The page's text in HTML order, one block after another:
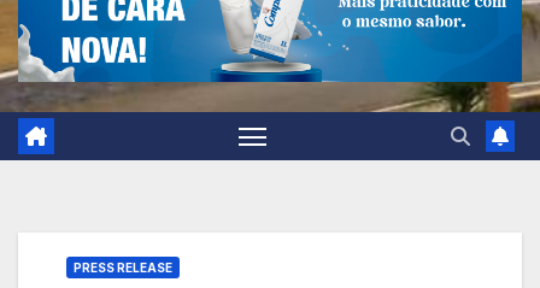
PRESS RELEASE